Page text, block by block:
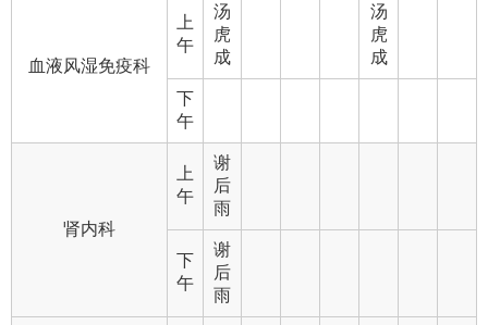
血液风湿免疫科
上
午
汤
虎
成
汤
虎
成
下
午
肾内科
上
午
谢
后
雨
下
午
谢
后
雨